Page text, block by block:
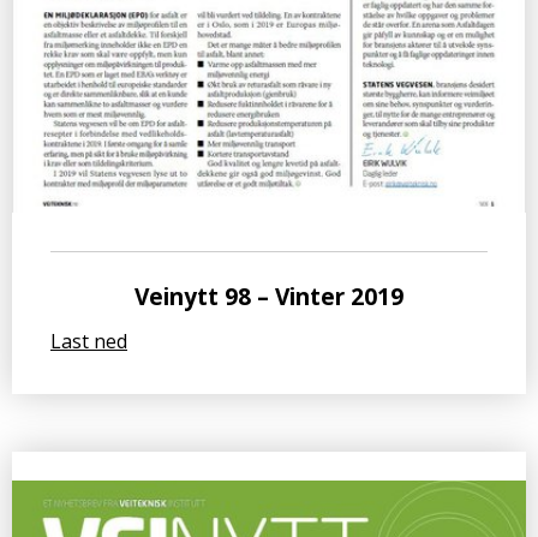
Veinytt 98 – Vinter 2019
Last ned